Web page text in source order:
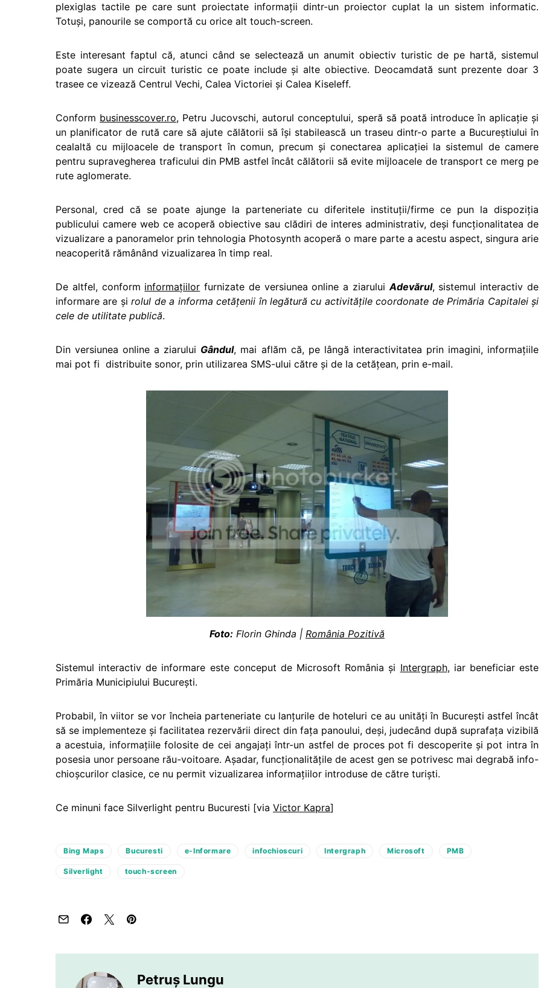
plexiglas tactile pe care sunt proiectate informaţii dintr-un proiector cuplat la un sistem informatic.
Totuşi, panourile se comportă cu orice alt touch-screen.
Este interesant faptul că, atunci când se selectează un anumit obiectiv turistic de pe hartă, sistemul
poate sugera un circuit turistic ce poate include şi alte obiective. Deocamdată sunt prezente doar 3
trasee ce vizează Centrul Vechi, Calea Victoriei şi Calea Kiseleff.
Conform businesscover.ro, Petru Jucovschi, autorul conceptului, speră să poată introduce în aplicaţie şi
un planificator de rută care să ajute călătorii să îşi stabilească un traseu dintr-o parte a Bucureştiului în
cealaltă cu mijloacele de transport în comun, precum şi conectarea aplicaţiei la sistemul de camere
pentru supravegherea traficului din PMB astfel încât călătorii să evite mijloacele de transport ce merg pe
rute aglomerate.
Personal, cred că se poate ajunge la parteneriate cu diferitele instituţii/firme ce pun la dispoziţia
publicului camere web ce acoperă obiective sau clădiri de interes administrativ, deşi funcţionalitatea de
vizualizare a panoramelor prin tehnologia Photosynth acoperă o mare parte a acestu aspect, singura arie
neacoperită rămânând vizualizarea în timp real.
De altfel, conform informaţiilor furnizate de versiunea online a ziaruluiAdevărul, sistemul interactiv de
informare are şirolul de a informa cetăţenii în legătură cu activităţile coordonate de Primăria Capitalei şi
cele de utilitate publică.
Din versiunea online a ziarului Gândul, mai aflăm că, pe lângă interactivitatea prin imagini, informaţiile
mai pot fi distribuite sonor, prin utilizarea SMS-ului către şi de la cetăţean, prin e-mail.
Foto: Florin Ghinda | România Pozitivă
Sistemul interactiv de informare este conceput de Microsoft România şi Intergraph, iar beneficiar este
Primăria Municipiului Bucureşti.
Probabil, în viitor se vor încheia parteneriate cu lanţurile de hoteluri ce au unităţi în Bucureşti astfel încât
să se implementeze şi facilitatea rezervării direct din faţa panoului, deşi, judecând după suprafaţa vizibilă
a acestuia, informaţiile folosite de cei angajaţi într-un astfel de proces pot fi descoperite şi pot intra în
posesia unor persoane rău-voitoare. Aşadar, funcţionalităţile de acest gen se potrivesc mai degrabă info-
chioşcurilor clasice, ce nu permit vizualizarea informaţiilor introduse de către turişti.
Ce minuni face Silverlight pentru Bucuresti [via Victor Kapra]
Bing Maps Bucuresti e-Informare infochioscuri Intergraph Microsoft PMB
Silverlight touch-screen
Petruș Lungu